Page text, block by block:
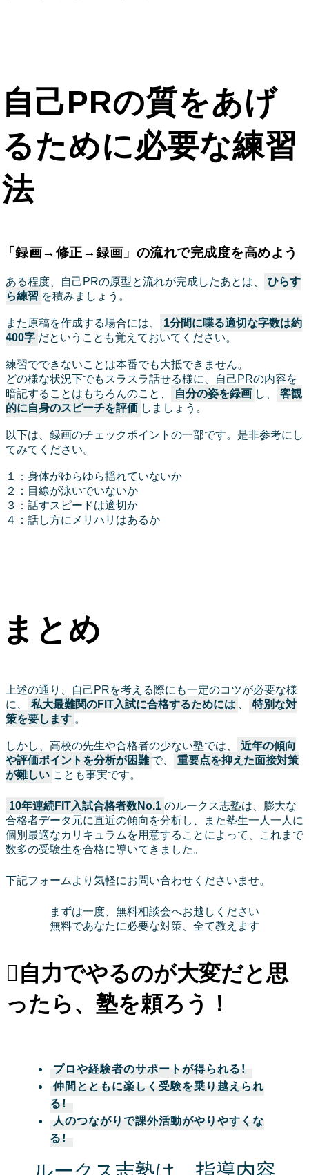
自己PRの質をあげ
るために必要な練習
法
「録画→修正→録画」の流れで完成度を高めよう
ある程度、自己PRの原型と流れが完成したあとは、
ひらす
ら練習 を積みましょう。
また原稿を作成する場合には、
1分間に喋る適切な字数は約
400字 だということも覚えておいてください。
練習でできないことは本番でも大抵できません。
どの様な状況下でもスラスラ話せる様に、自己PRの内容を
暗記することはもちろんのこと、
自分の姿を録画 し、
客観
的に自身のスピーチを評価 しましょう。
以下は、録画のチェックポイントの一部です。是非参考にし
てみてください。
１：身体がゆらゆら揺れていないか
２：目線が泳いでいないか
３：話すスピードは適切か
４：話し方にメリハリはあるか
まとめ
上述の通り、自己PRを考える際にも一定のコツが必要な様
に、
私大最難関のFIT入試に合格するためには
特別な対
策を要します 。
しかし、高校の先生や合格者の少ない塾では、
近年の傾向
や評価ポイントを分析が困難 で、
重要点を抑えた面接対策
が難しい ことも事実です。
10年連続FIT入試合格者数No.1 のルークス志塾は、膨大な
合格者データ元に直近の傾向を分析し、また塾生一人一人に
個別最適なカリキュラムを用意することによって、これまで
数多の受験生を合格に導いてきました。
下記フォームより気軽にお問い合わせくださいませ。
まずは一度、無料相談会へお越しください
無料であなたに必要な対策、全て教えます
自力でやるのが大変だと思
ったら、塾を頼ろう！
プロや経験者のサポートが得られる！
仲間とともに楽しく受験を乗り越えられ
る！
人のつながりで課外活動がやりやすくな
る！